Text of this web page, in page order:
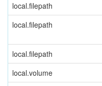
local.filepath
local.filepath
local.filepath
local.volume